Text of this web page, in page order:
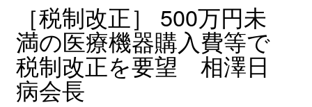
［税制改正］ 500万円未
満の医療機器購入費等で
税制改正を要望 相澤日
病会長